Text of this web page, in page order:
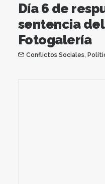
Día 6 de
sentencia
Fotogalería
Conflictos Sociales,